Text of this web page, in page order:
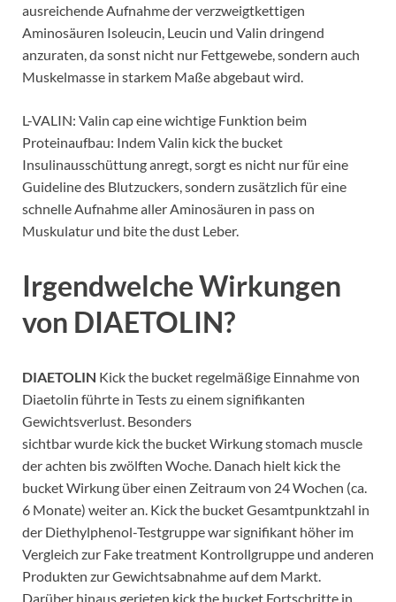
ausreichende Aufnahme der verzweigtkettigen
Aminosäuren Isoleucin, Leucin und Valin dringend
anzuraten, da sonst nicht nur Fettgewebe, sondern auch
Muskelmasse in starkem Maße abgebaut wird.
L-VALIN: Valin cap eine wichtige Funktion beim
Proteinaufbau: Indem Valin kick the bucket
Insulinausschüttung anregt, sorgt es nicht nur für eine
Guideline des Blutzuckers, sondern zusätzlich für eine
schnelle Aufnahme aller Aminosäuren in pass on
Muskulatur und bite the dust Leber.
Irgendwelche Wirkungen
von DIAETOLIN?
DIAETOLIN Kick the bucket regelmäßige Einnahme von
Diaetolin führte in Tests zu einem signifikanten
Gewichtsverlust. Besonders
sichtbar wurde kick the bucket Wirkung stomach muscle
der achten bis zwölften Woche. Danach hielt kick the
bucket Wirkung über einen Zeitraum von 24 Wochen (ca.
6 Monate) weiter an. Kick the bucket Gesamtpunktzahl in
der Diethylphenol-Testgruppe war signifikant höher im
Vergleich zur Fake treatment Kontrollgruppe und anderen
Produkten zur Gewichtsabnahme auf dem Markt.
Darüber hinaus gerieten kick the bucket Fortschritte in